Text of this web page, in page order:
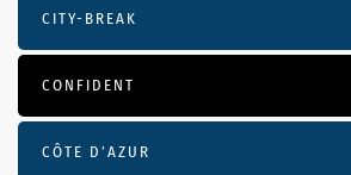
CITY-BREAK
CONFIDENT
CÔTE D’AZUR